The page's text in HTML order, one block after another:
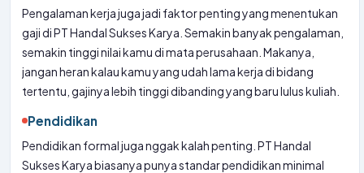
Pengalaman kerja juga jadi faktor penting yang menentukan
gaji di PT Handal Sukses Karya. Semakin banyak pengalaman,
semakin tinggi nilai kamu di mata perusahaan. Makanya,
jangan heran kalau kamu yang udah lama kerja di bidang
tertentu, gajinya lebih tinggi dibanding yang baru lulus kuliah.
Pendidikan
Pendidikan formal juga nggak kalah penting. PT Handal
Sukses Karya biasanya punya standar pendidikan minimal